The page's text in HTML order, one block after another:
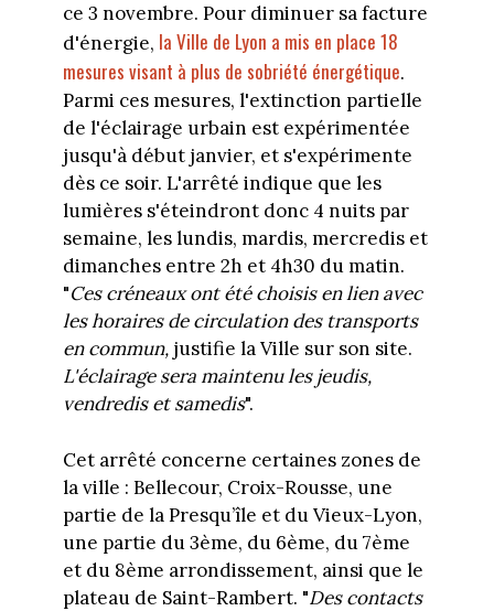
ce 3 novembre. Pour diminuer sa facture
d'énergie, la Ville de Lyon a mis en place 18
mesures visant à plus de sobriété énergétique.
Parmi ces mesures, l'extinction partielle
de l'éclairage urbain est expérimentée
jusqu'à début janvier, et s'expérimente
dès ce soir. L'arrêté indique que les
lumières s'éteindront donc 4 nuits par
semaine, les lundis, mardis, mercredis et
dimanches entre 2h et 4h30 du matin.
"Ces créneaux ont été choisis en lien avec
les horaires de circulation des transports
en commun, justifie la Ville sur son site.
L'éclairage sera maintenu les jeudis,
vendredis et samedis".
Cet arrêté concerne certaines zones de
la ville : Bellecour, Croix-Rousse, une
partie de la Presqu’île et du Vieux-Lyon,
une partie du 3ème, du 6ème, du 7ème
et du 8ème arrondissement, ainsi que le
plateau de Saint-Rambert. "Des contacts